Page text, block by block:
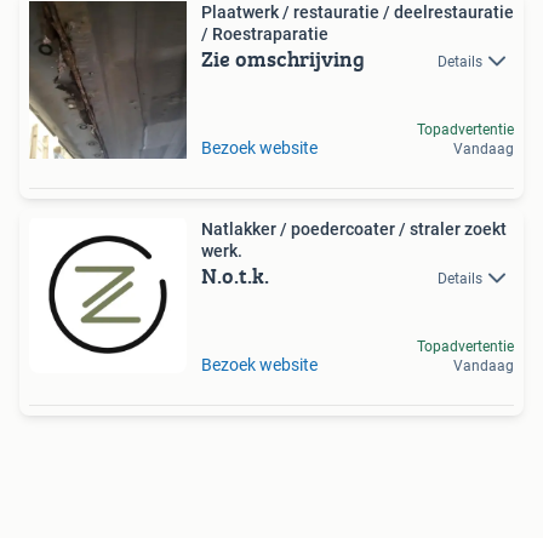
Plaatwerk / restauratie / deelrestauratie
/ Roestraparatie
Zie omschrijving Details
Bezoek website
Topadvertentie
Vandaag
Natlakker / poedercoater / straler zoekt
werk.
N.o.t.k. Details
Bezoek website
Topadvertentie
Vandaag